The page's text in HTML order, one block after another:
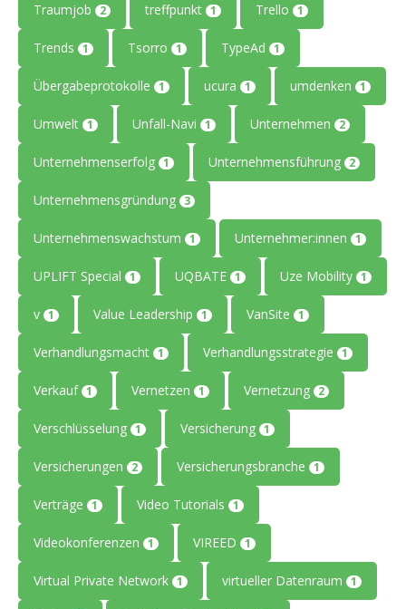
Traumjob 2 treffpunkt 1 Trello 1
Trends 1 Tsorro 1 TypeAd 1
Übergabeprotokolle 1 ucura 1 umdenken 1
Umwelt 1 Unfall-Navi 1 Unternehmen 2
Unternehmenserfolg 1 Unternehmensführung 2
Unternehmensgründung 3
Unternehmenswachstum 1 Unternehmer:innen 1
UPLIFT Special 1 UQBATE 1 Uze Mobility 1
v 1 Value Leadership 1 VanSite 1
Verhandlungsmacht 1 Verhandlungsstrategie 1
Verkauf 1 Vernetzen 1 Vernetzung 2
Verschlüsselung 1 Versicherung 1
Versicherungen 2 Versicherungsbranche 1
Verträge 1 Video Tutorials 1
Videokonferenzen 1 VIREED 1
Virtual Private Network 1 virtueller Datenraum 1